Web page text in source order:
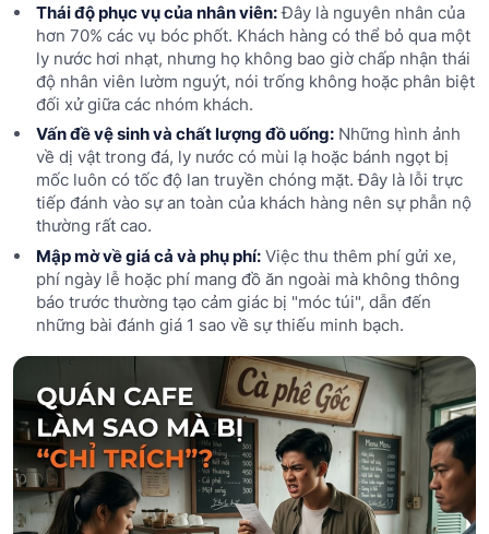
Thái độ phục vụ của nhân viên:Đây là nguyên nhân của
hơn 70% các vụ bóc phốt. Khách hàng có thể bỏ qua một
ly nước hơi nhạt, nhưng họ không bao giờ chấp nhận thái
độ nhân viên lườm nguýt, nói trống không hoặc phân biệt
đối xử giữa các nhóm khách.
Vấn đề vệ sinh và chất lượng đồ uống:Những hình ảnh
về dị vật trong đá, ly nước có mùi lạ hoặc bánh ngọt bị
mốc luôn có tốc độ lan truyền chóng mặt. Đây là lỗi trực
tiếp đánh vào sự an toàn của khách hàng nên sự phẫn nộ
thường rất cao.
Mập mờ về giá cả và phụ phí:Việc thu thêm phí gửi xe,
phí ngày lễ hoặc phí mang đồ ăn ngoài mà không thông
báo trước thường tạo cảm giác bị "móc túi", dẫn đến
những bài đánh giá 1 sao về sự thiếu minh bạch.